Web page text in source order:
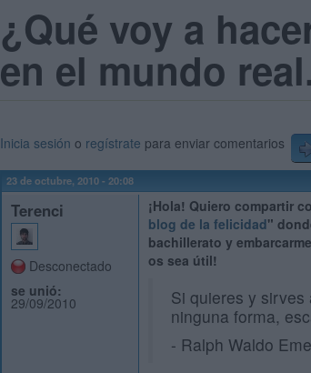
¿Qué voy a
en el mundo
Inicia sesión o regístrate para enviar comentarios
23 de octubre, 2010 - 20:08
Terenci
Desconectado
se unió:
29/09/2010
¡Hola! Quiero compartir
blog de la felicidad"
bachillerato y
os sea útil!
Si quieres y
ninguna forma,
- Ralph Waldo